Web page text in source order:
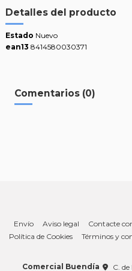
Detalles del producto
Estado Nuevo
ean13 8414580030371
Comentarios (0)
Envío Aviso legal Contacte
Política de Cookies
Términos y
Comercial Buendía
C.